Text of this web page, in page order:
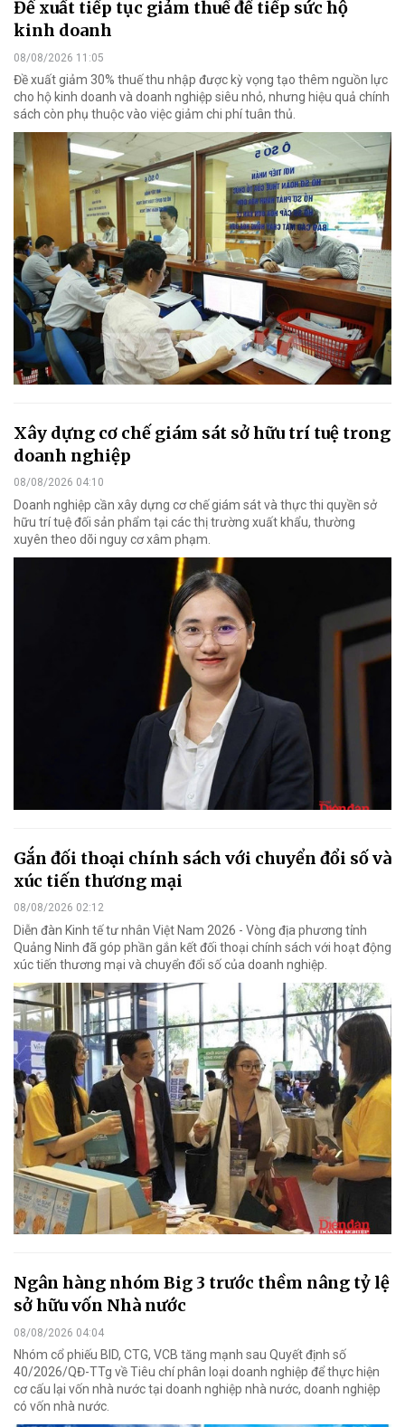
Đề xuất tiếp tục giảm thuế để tiếp sức hộ
kinh doanh
08/08/2026 11:05
Đề xuất giảm 30% thuế thu nhập được kỳ vọng tạo thêm nguồn lực
cho hộ kinh doanh và doanh nghiệp siêu nhỏ, nhưng hiệu quả chính
sách còn phụ thuộc vào việc giảm chi phí tuân thủ.
Xây dựng cơ chế giám sát sở hữu trí tuệ trong
doanh nghiệp
08/08/2026 04:10
Doanh nghiệp cần xây dựng cơ chế giám sát và thực thi quyền sở
hữu trí tuệ đối sản phẩm tại các thị trường xuất khẩu, thường
xuyên theo dõi nguy cơ xâm phạm.
Gắn đối thoại chính sách với chuyển đổi số và
xúc tiến thương mại
08/08/2026 02:12
Diễn đàn Kinh tế tư nhân Việt Nam 2026 - Vòng địa phương tỉnh
Quảng Ninh đã góp phần gắn kết đối thoại chính sách với hoạt động
xúc tiến thương mại và chuyển đổi số của doanh nghiệp.
Ngân hàng nhóm Big 3 trước thềm nâng tỷ lệ
sở hữu vốn Nhà nước
08/08/2026 04:04
Nhóm cổ phiếu BID, CTG, VCB tăng mạnh sau Quyết định số
40/2026/QĐ-TTg về Tiêu chí phân loại doanh nghiệp để thực hiện
cơ cấu lại vốn nhà nước tại doanh nghiệp nhà nước, doanh nghiệp
có vốn nhà nước.